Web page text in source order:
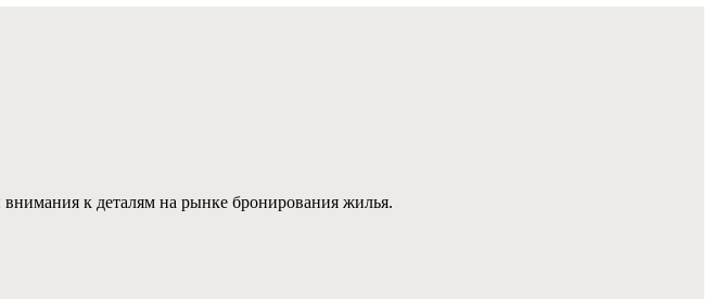
к деталям на рынке бронирования жилья.